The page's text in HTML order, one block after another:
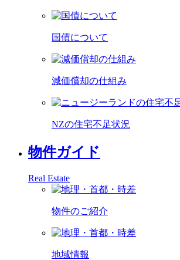
国債について
減価償却の仕組み
NZの住宅不足状況
物件ガイド
Real Estate
物件のご紹介
地域情報